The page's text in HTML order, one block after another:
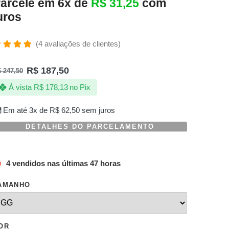
em 6x de R$ 31,25 com
de 5,
(4avaliações de clientes)
247,50 R$ 187,50
Em até 3x de R$62,50sem juros
À vista R$178,13 no Pix
DETALHES DO PARCELAMENTO
4 vendidos nas últimas 47 horas